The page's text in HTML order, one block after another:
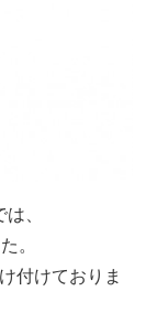
、
。
付けておりま